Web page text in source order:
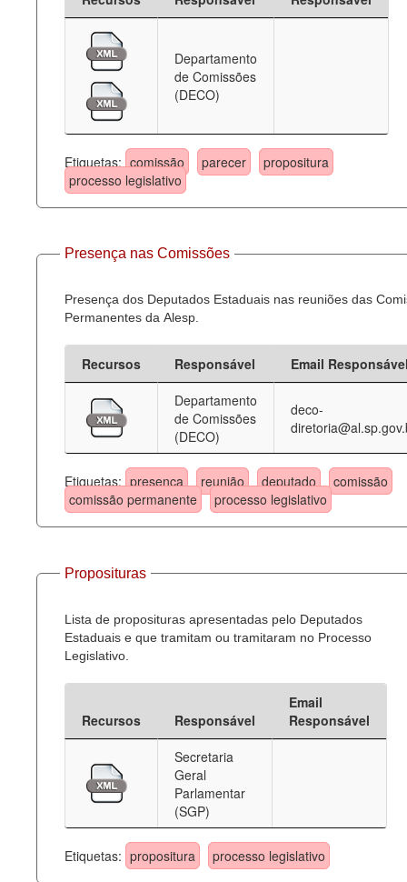
Departamento
de Comissões
(DECO)
Etiquetas: comissão parecer
propositura
processo legislativo
Presença nas Comissões
Presença dos Deputados Estaduais nas reuniões das
Permanentes da Alesp.
Recursos Responsável
Email
Departamento
de Comissões
(DECO)
deco-
Etiquetas: presença reunião deputado
comissão
comissão permanente
processo legislativo
Proposituras
Lista de proposituras apresentadas pelo Deputados
Estaduais e que tramitam ou tramitaram no Processo
Legislativo.
Recursos Responsável
Email
Responsável
Secretaria
Geral
Parlamentar
(SGP)
Etiquetas: propositura processo legislativo